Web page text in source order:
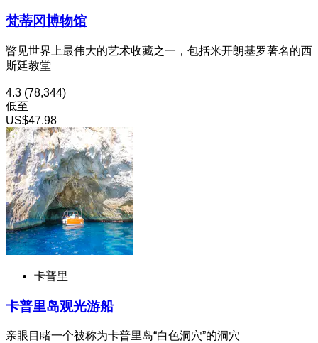
梵蒂冈博物馆
瞥见世界上最伟大的艺术收藏之一，包括米开朗基罗著名的西
斯廷教堂
4.3 (78,344)
低至
US$47.98
卡普里
卡普里岛观光游船
亲眼目睹一个被称为卡普里岛“白色洞穴”的洞穴